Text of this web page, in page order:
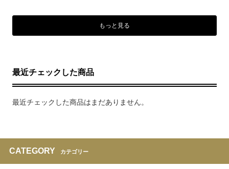
もっと見る
最近チェックした商品
最近チェックした商品はまだありません。
CATEGORY カテゴリー